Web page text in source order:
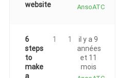
website
AnsoATC
6
steps
to
make
a
1 1
il y a 9
années
et 11
mois